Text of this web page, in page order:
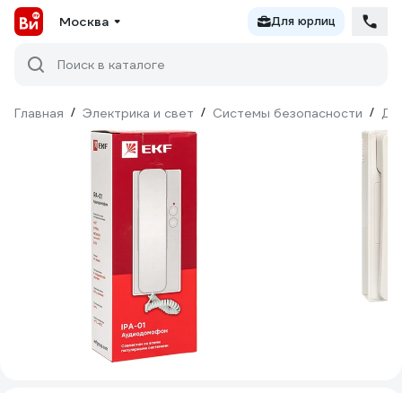
Москва Для юрлиц
Поиск в каталоге
Главная / Электрика и свет / Системы безопасности /